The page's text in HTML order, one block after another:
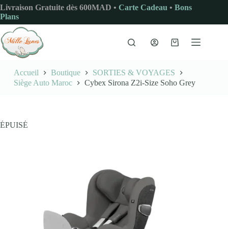
Passer
au
contenu
Livraison Gratuite dès 600MAD • Carte Cadeau • Bons
Plans
Panier
Accueil Boutique
SORTIES & VOYAGES
Siège Auto Maroc
Cybex Sirona Z2i-Size Soho Grey
ÉPUISÉ